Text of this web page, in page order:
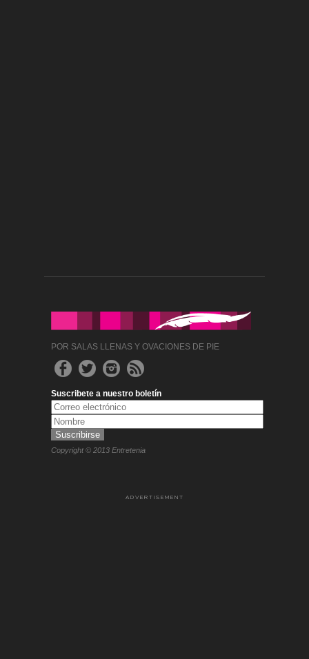
POR SALAS LLENAS Y OVACIONES DE PIE
Suscribete a nuestro boletín
Copyright © 2013 Entretenia
ADVERTISEMENT